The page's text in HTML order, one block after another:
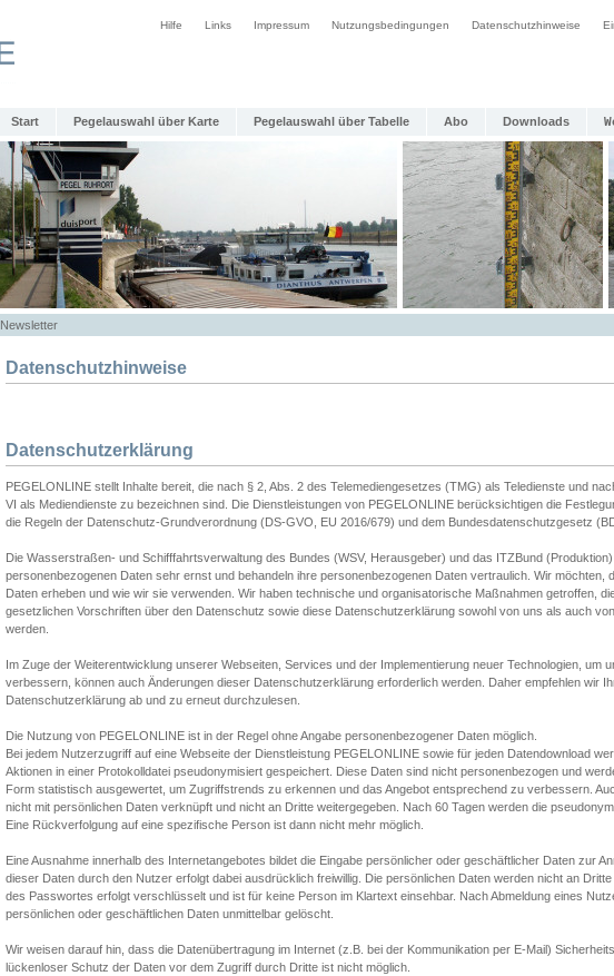
Hilfe Links Impressum Nutzungsbedingungen Datenschutzhinweise
Start Pegelauswahl über Karte Pegelauswahl über Tabelle Abo Downloads
Newsletter
Datenschutzhinweise
Datenschutzerklärung
PEGELONLINE stellt Inhalte bereit, die nach § 2, Abs. 2 des Telemediengesetzes (TMG) als Teledienste und
VI als Mediendienste zu bezeichnen sind. Die Dienstleistungen von PEGELONLINE berücksichtigen die
die Regeln der Datenschutz-Grundverordnung (DS-GVO, EU 2016/679) und dem Bundesdatenschutzgesetz
Die Wasserstraßen- und Schifffahrtsverwaltung des Bundes (WSV, Herausgeber) und das ITZBund
personenbezogenen Daten sehr ernst und behandeln ihre personenbezogenen Daten vertraulich. Wir möchten,
Daten erheben und wie wir sie verwenden. Wir haben technische und organisatorische Maßnahmen getroffen,
gesetzlichen Vorschriften über den Datenschutz sowie diese Datenschutzerklärung sowohl von uns als auch
werden.
Im Zuge der Weiterentwicklung unserer Webseiten, Services und der Implementierung neuer Technologien, um
verbessern, können auch Änderungen dieser Datenschutzerklärung erforderlich werden. Daher empfehlen wir
Datenschutzerklärung ab und zu erneut durchzulesen.
Die Nutzung von PEGELONLINE ist in der Regel ohne Angabe personenbezogener Daten möglich.
Bei jedem Nutzerzugriff auf eine Webseite der Dienstleistung PEGELONLINE sowie für jeden Datendownload
Aktionen in einer Protokolldatei pseudonymisiert gespeichert. Diese Daten sind nicht personenbezogen und
Form statistisch ausgewertet, um Zugriffstrends zu erkennen und das Angebot entsprechend zu verbessern.
nicht mit persönlichen Daten verknüpft und nicht an Dritte weitergegeben. Nach 60 Tagen werden die
Eine Rückverfolgung auf eine spezifische Person ist dann nicht mehr möglich.
Eine Ausnahme innerhalb des Internetangebotes bildet die Eingabe persönlicher oder geschäftlicher Daten zur
dieser Daten durch den Nutzer erfolgt dabei ausdrücklich freiwillig. Die persönlichen Daten werden nicht an
des Passwortes erfolgt verschlüsselt und ist für keine Person im Klartext einsehbar. Nach Abmeldung eines
persönlichen oder geschäftlichen Daten unmittelbar gelöscht.
Wir weisen darauf hin, dass die Datenübertragung im Internet (z.B. bei der Kommunikation per E-Mail)
lückenloser Schutz der Daten vor dem Zugriff durch Dritte ist nicht möglich.